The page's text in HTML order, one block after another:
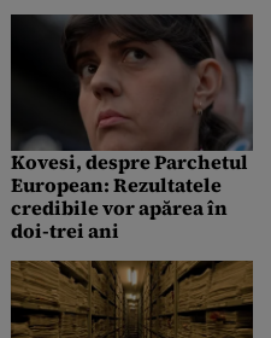
Kovesi, despre Parchetul
European: Rezultatele
credibile vor apărea în
doi-trei ani